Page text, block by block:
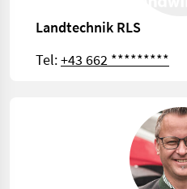
Landtechnik RLS
Tel:+43 662 *********